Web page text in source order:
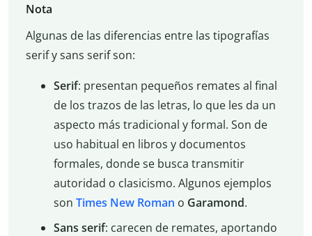
Nota
Algunas de las diferencias entre las tipografías
serif y sans serif son:
Serif: presentan pequeños remates al final
de los trazos de las letras, lo que les da un
aspecto más tradicional y formal. Son de
uso habitual en libros y documentos
formales, donde se busca transmitir
autoridad o clasicismo. Algunos ejemplos
son Times New Roman o Garamond.
Sans serif: carecen de remates, aportando